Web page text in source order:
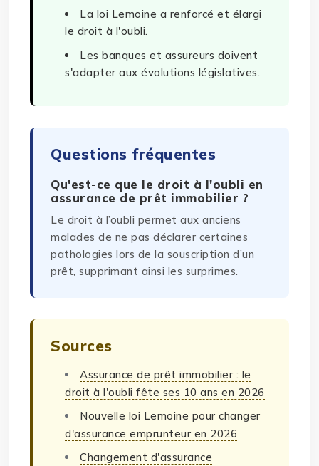
La loi Lemoine a renforcé et élargi
le droit à l'oubli.
Les banques et assureurs doivent
s'adapter aux évolutions législatives.
Questions fréquentes
Qu'est-ce que le droit à l'oubli en
assurance de prêt immobilier ?
Le droit à l’oubli permet aux anciens
malades de ne pas déclarer certaines
pathologies lors de la souscription d’un
prêt, supprimant ainsi les surprimes.
Sources
Assurance de prêt immobilier : le
droit à l'oubli fête ses 10 ans en 2026
Nouvelle loi Lemoine pour changer
d'assurance emprunteur en 2026
Changement d'assurance